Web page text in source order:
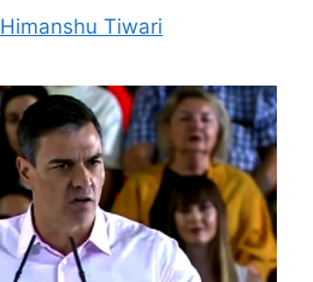
Himanshu Tiwari